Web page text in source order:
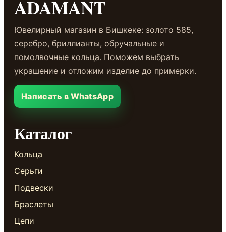
ADAMANT
Ювелирный магазин в Бишкеке: золото 585,
серебро, бриллианты, обручальные и
помолвочные кольца. Поможем выбрать
украшение и отложим изделие до примерки.
Написать в WhatsApp
Каталог
Кольца
Серьги
Подвески
Браслеты
Цепи